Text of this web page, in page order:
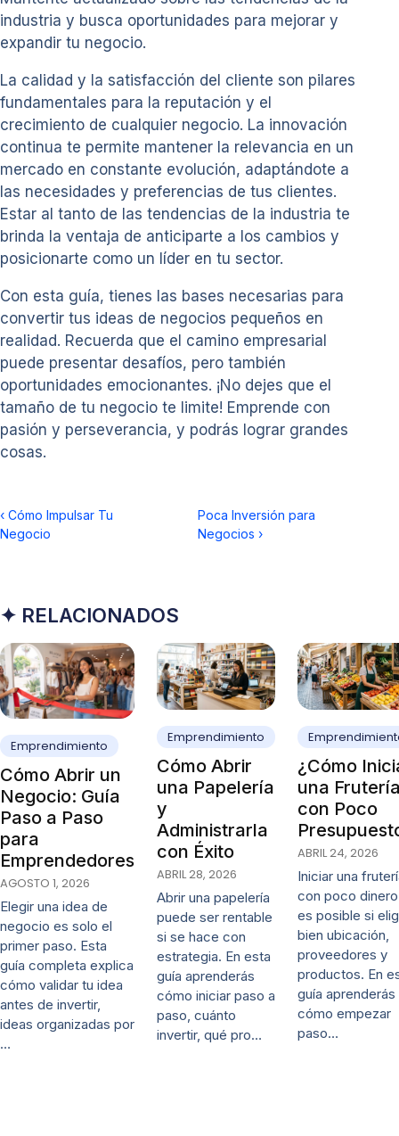
industria y busca oportunidades para mejorar y
expandir tu negocio.
La calidad y la satisfacción del cliente son pilares
fundamentales para la reputación y el
crecimiento de cualquier negocio. La innovación
continua te permite mantener la relevancia en un
mercado en constante evolución, adaptándote a
las necesidades y preferencias de tus clientes.
Estar al tanto de las tendencias de la industria te
brinda la ventaja de anticiparte a los cambios y
posicionarte como un líder en tu sector.
Con esta guía, tienes las bases necesarias para
convertir tus ideas de negocios pequeños en
realidad. Recuerda que el camino empresarial
puede presentar desafíos, pero también
oportunidades emocionantes. ¡No dejes que el
tamaño de tu negocio te limite! Emprende con
pasión y perseverancia, y podrás lograr grandes
cosas.
‹ Cómo Impulsar Tu
Negocio
Poca Inversión para
Negocios ›
✦ RELACIONADOS
Emprendimiento
Cómo Abrir un
Negocio: Guía
Paso a Paso
para
Emprendedores
AGOSTO 1, 2026
Elegir una idea de
negocio es solo el
primer paso. Esta
guía completa explica
cómo validar tu idea
antes de invertir,
ideas organizadas por
…
Emprendimiento
Cómo Abrir
una Papelería
y
Administrarla
con Éxito
ABRIL 28, 2026
Abrir una papelería
puede ser rentable
si se hace con
estrategia. En esta
guía aprenderás
cómo iniciar paso a
paso, cuánto
invertir, qué pro…
¿Cómo
una
con Poco
ABRIL 24, 2026
Iniciar una
con poco dinero
es posible si
bien ubicación,
proveedores y
productos. En
guía aprenderás
cómo empezar
paso…